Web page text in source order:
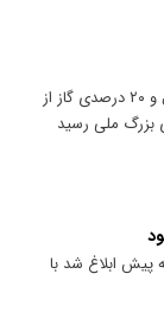
با کاهش حدود ۱۵ درصدی مصرف بنزین، ۳۰ درصدی برق و ۲۰ درصدی گاز از
بزرگ ملی رسید
ابلاغ شد با